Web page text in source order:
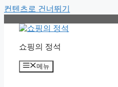
컨텐츠로 건너뛰기
쇼핑의 정석
메뉴